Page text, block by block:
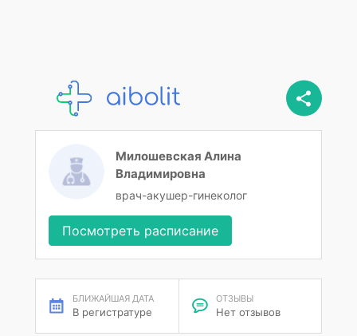
Милошевская Алина
Владимировна
врач-акушер-гинеколог
Посмотреть расписание
БЛИЖАЙШАЯ ДАТА
В регистратуре
ОТЗЫВЫ
Нет отзывов